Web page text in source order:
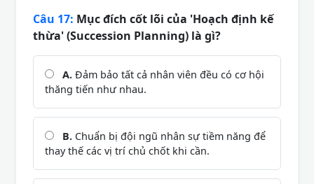
Câu 17: Mục đích cốt lõi của 'Hoạch định kế
thừa' (Succession Planning) là gì?
A. Đảm bảo tất cả nhân viên đều có cơ hội
thăng tiến như nhau.
B. Chuẩn bị đội ngũ nhân sự tiềm năng để
thay thế các vị trí chủ chốt khi cần.